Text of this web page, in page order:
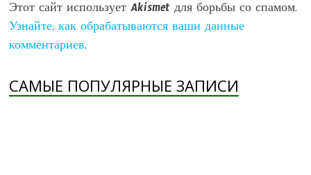
Этот сайт использует Akismet для борьбы со спамом.
Узнайте, как обрабатываются ваши данные
комментариев.
САМЫЕ ПОПУЛЯРНЫЕ ЗАПИСИ